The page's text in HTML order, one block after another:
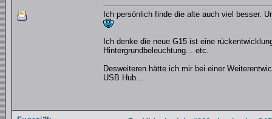
Ich persönlich finde die alte auch viel besser.
Ich denke die neue G15 ist eine
Hintergrundbeleuchtung... etc.
Desweiteren hätte ich mir bei einer
USB Hub...